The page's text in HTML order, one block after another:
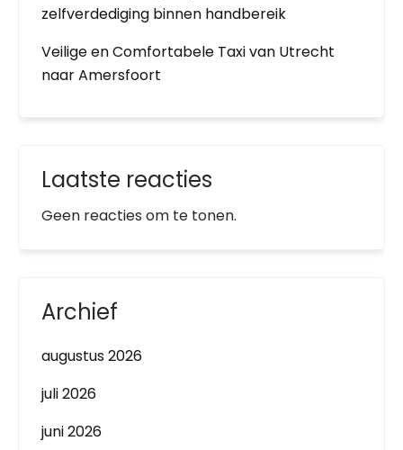
zelfverdediging binnen handbereik
Veilige en Comfortabele Taxi van Utrecht
naar Amersfoort
Laatste reacties
Geen reacties om te tonen.
Archief
augustus 2026
juli 2026
juni 2026